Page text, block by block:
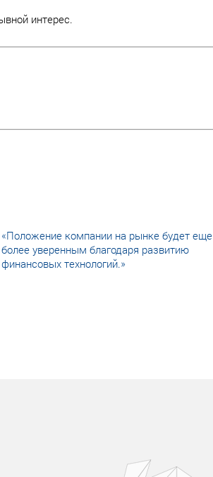
интерес.
«Положение компании на рынке будет еще
более уверенным благодаря развитию
финансовых технологий.»